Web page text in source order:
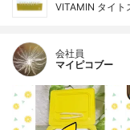
VITAMIN タイト
会社員
マイピコブー